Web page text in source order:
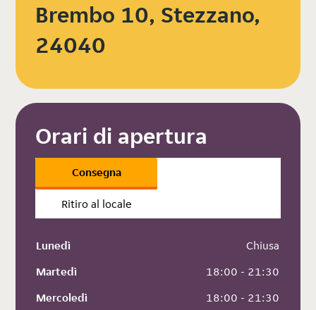
Brembo 10, Stezzano,
24040
Orari di apertura
Consegna
Ritiro al locale
Lunedì
Chiusa
Martedì
18:00 - 21:30
Mercoledì
18:00 - 21:30